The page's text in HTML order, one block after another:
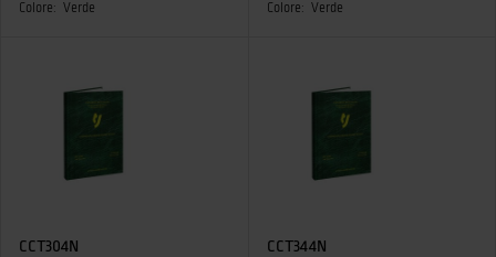
Colore: Verde
Colore: Verde
CCT304N CCT344N